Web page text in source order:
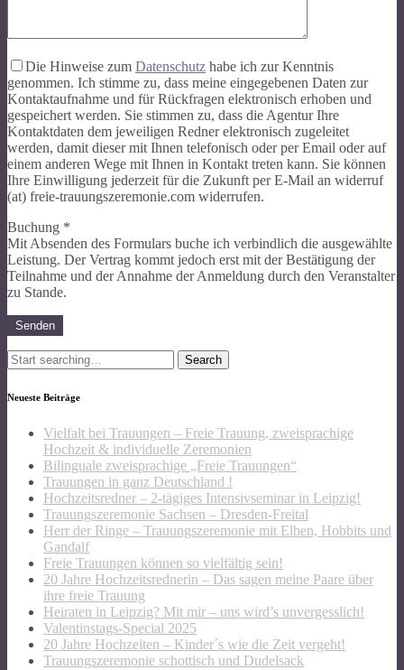
Die Hinweise zum Datenschutz habe ich zur Kenntnis
genommen. Ich stimme zu, dass meine eingegebenen Daten zur
Kontaktaufnahme und für Rückfragen elektronisch erhoben und
gespeichert werden. Sie stimmen zu, dass die Agentur Ihre
Kontaktdaten dem jeweiligen Redner elektronisch zugeleitet
werden, damit dieser mit Ihnen telefonisch oder per Email oder auf
einem anderen Wege mit Ihnen in Kontakt treten kann. Sie können
Ihre Einwilligung jederzeit für die Zukunft per E-Mail an widerruf
(at) freie-trauungszeremonie.com widerrufen.
Buchung *
Mit Absenden des Formulars buche ich verbindlich die ausgewählte
Leistung. Der Vertrag kommt jedoch erst mit der Bestätigung der
Teilnahme und der Annahme der Anmeldung durch den Veranstalter
zu Stande.
Search
for:
Neueste Beiträge
Vielfalt bei Trauungen – Freie Trauung, zweisprachige
Hochzeit & individuelle Zeremonien
Bilinguale zweisprachige „Freie Trauungen“
Trauungen in ganz Deutschland !
Hochzeitsredner – 2-tägiges Intensivseminar in Leipzig!
Trauungszeremonie Sachsen – Dresden-Freital
Herr der Ringe – Trauungszeremonie mit Elben, Hobbits und
Gandalf
Freie Trauungen können so vielfältig sein!
20 Jahre Hochzeitsrednerin – Das sagen meine Paare über
ihre freie Trauung
Heiraten in Leipzig? Mit mir – uns wird’s unvergesslich!
Valentinstags-Special 2025
20 Jahre Hochzeiten – Kinder´s wie die Zeit vergeht!
Trauungszeremonie schottisch und Dudelsack